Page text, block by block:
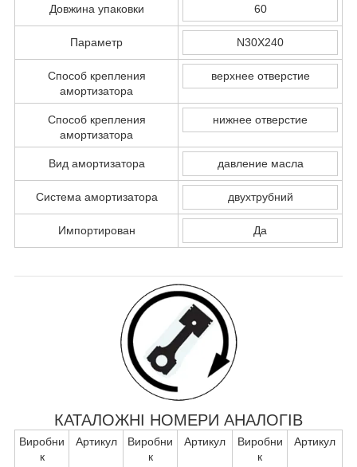
Довжина упаковки 60
Параметр N30X240
Способ крепления
амортизатора
верхнее отверстие
Способ крепления
амортизатора
нижнее отверстие
Вид амортизатора давление масла
Система амортизатора двухтрубний
Импортирован Да
КАТАЛОЖНІ НОМЕРИ АНАЛОГІВ
Виробни
к
Артикул
Виробни
к
Артикул
Виробни
к
Артикул